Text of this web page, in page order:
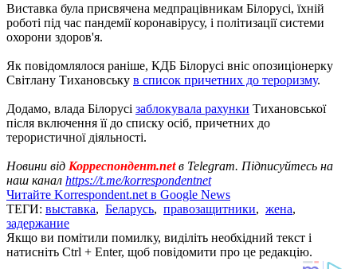
Виставка була присвячена медпрацівникам Білорусі, їхній
роботі під час пандемії коронавірусу, і політизації системи
охорони здоров'я.
Як повідомлялося раніше, КДБ Білорусі вніс опозиціонерку
Світлану Тихановську в список причетних до тероризму.
Додамо, влада Білорусі заблокувала рахунки Тихановської
після включення її до списку осіб, причетних до
терористичної діяльності.
Новини від Корреспондент.netв Telegram. Підписуйтесь на
наш канал https://t.me/korrespondentnet
Читайте Korrespondent.net в Google News
ТЕГИ: выставка, Беларусь, правозащитники, жена,
задержание
Якщо ви помітили помилку, виділіть необхідний текст і
натисніть Ctrl + Enter, щоб повідомити про це редакцію.